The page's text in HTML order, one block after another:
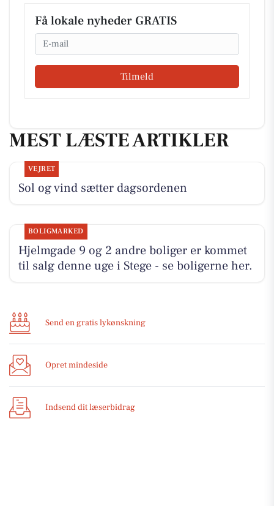
Få lokale nyheder GRATIS
Email
Tilmeld
MEST LÆSTE ARTIKLER
VEJRET
Sol og vind sætter dagsordenen
BOLIGMARKED
Hjelmgade 9 og 2 andre boliger er kommet
til salg denne uge i Stege - se boligerne her.
Send en gratis lykønskning
Opret mindeside
Indsend dit læserbidrag